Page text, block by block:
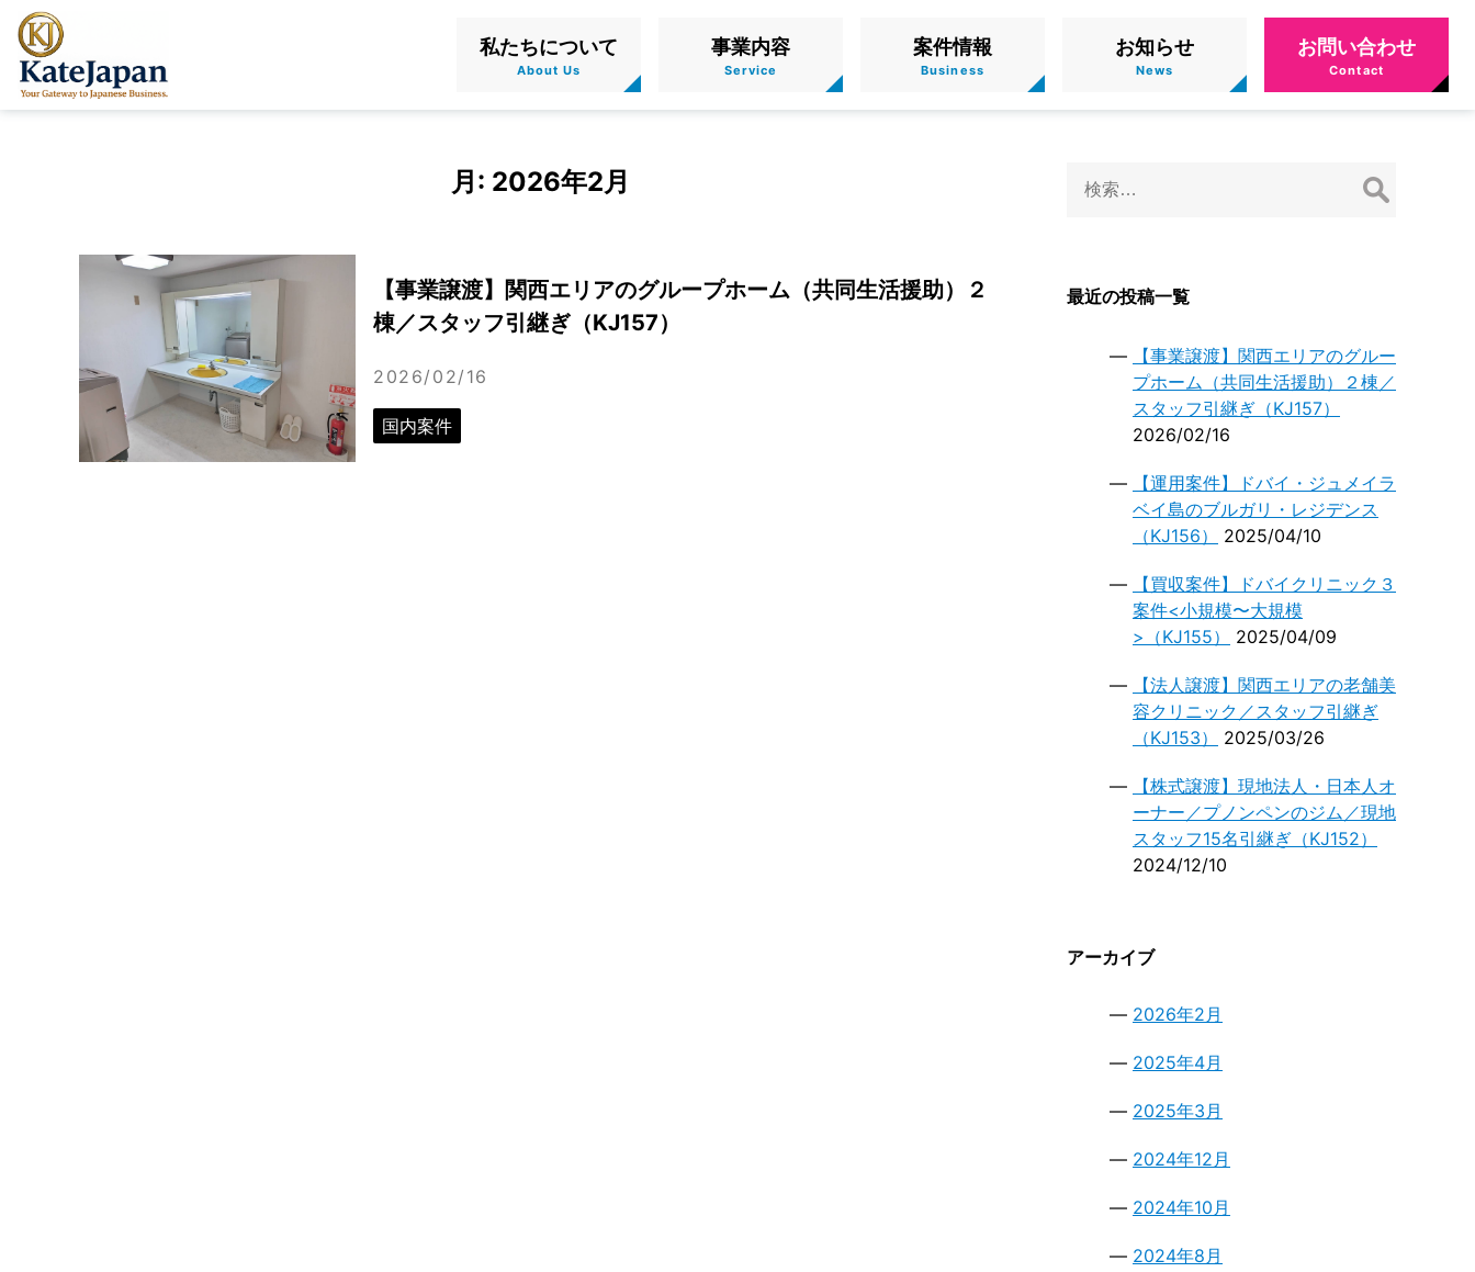
KateJapan
LLC
私たちについて 事業内容 案件情報 お知らせ お問い合わせ
月: 2026年2月
【事業譲渡】関西エリアのグループホーム（共同生活援助）２
棟／スタッフ引継ぎ（KJ157）
2026/02/16
国内案件
索:
最近の投稿一覧
【事業譲渡】関西エリアのグルー
プホーム（共同生活援助）２棟／
スタッフ引継ぎ（KJ157）
2026/02/16
【運用案件】ドバイ・ジュメイラ
ベイ島のブルガリ・レジデンス
（KJ156）
2025/04/10
【買収案件】ドバイクリニック３
案件<小規模〜大規模
>（KJ155）
2025/04/09
【法人譲渡】関西エリアの老舗美
容クリニック／スタッフ引継ぎ
（KJ153）
2025/03/26
【株式譲渡】現地法人・日本人オ
ーナー／プノンペンのジム／現地
スタッフ15名引継ぎ（KJ152）
2024/12/10
アーカイブ
2026年2月
2025年4月
2025年3月
2024年12月
2024年10月
2024年8月